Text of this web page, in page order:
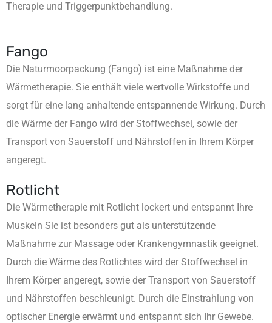
Therapie und Triggerpunktbehandlung.
Fango
Die Naturmoorpackung (Fango) ist eine Maßnahme der
Wärmetherapie. Sie enthält viele wertvolle Wirkstoffe und
sorgt für eine lang anhaltende entspannende Wirkung. Durch
die Wärme der Fango wird der Stoffwechsel, sowie der
Transport von Sauerstoff und Nährstoffen in Ihrem Körper
angeregt.
Rotlicht
Die Wärmetherapie mit Rotlicht lockert und entspannt Ihre
Muskeln Sie ist besonders gut als unterstützende
Maßnahme zur Massage oder Krankengymnastik geeignet.
Durch die Wärme des Rotlichtes wird der Stoffwechsel in
Ihrem Körper angeregt, sowie der Transport von Sauerstoff
und Nährstoffen beschleunigt. Durch die Einstrahlung von
optischer Energie erwärmt und entspannt sich Ihr Gewebe.